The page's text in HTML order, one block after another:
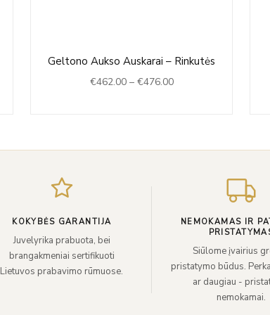
Geltono Aukso Auskarai – Rinkutės
€462.00 – €476.00
range:
€462.00
KOKYBĖS GARANTIJA
Juvelyrika prabuota, bei
brangakmeniai sertifikuoti
Lietuvos prabavimo rūmuose.
NEMOKAMAS IR
Siūlome įvairius
pristatymo būdus.
ar daugiau -
nemokamai.